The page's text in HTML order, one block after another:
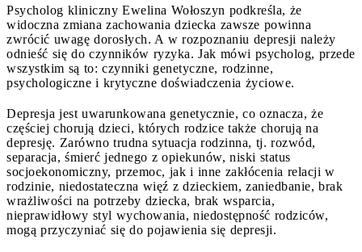
Psycholog kliniczny Ewelina Wołoszyn podkreśla, że
widoczna zmiana zachowania dziecka zawsze powinna
zwrócić uwagę dorosłych. A w rozpoznaniu depresji należy
odnieść się do czynników ryzyka. Jak mówi psycholog, przede
wszystkim są to: czynniki genetyczne, rodzinne,
psychologiczne i krytyczne doświadczenia życiowe.
Depresja jest uwarunkowana genetycznie, co oznacza, że
częściej chorują dzieci, których rodzice także chorują na
depresję. Zarówno trudna sytuacja rodzinna, tj. rozwód,
separacja, śmierć jednego z opiekunów, niski status
socjoekonomiczny, przemoc, jak i inne zakłócenia relacji w
rodzinie, niedostateczna więź z dzieckiem, zaniedbanie, brak
wrażliwości na potrzeby dziecka, brak wsparcia,
nieprawidłowy styl wychowania, niedostępność rodziców,
mogą przyczyniać się do pojawienia się depresji.